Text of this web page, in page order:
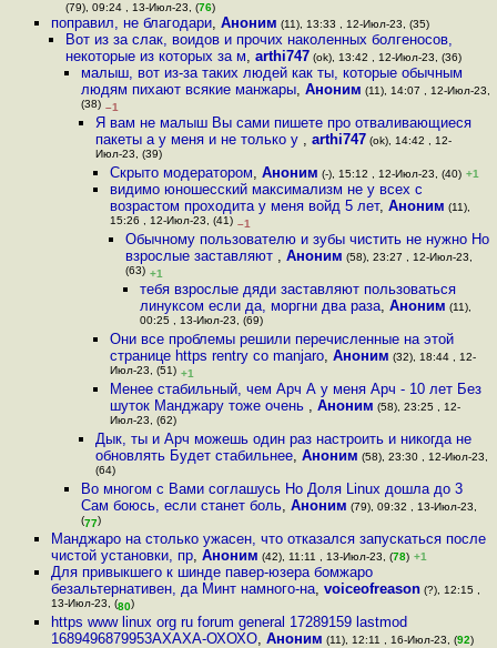
(79), 09:24 , 13-Июл-23, (76)
поправил, не благодари, Аноним (11), 13:33 , 12-Июл-23, (35)
Вот из за слак, воидов и прочих наколенных болгеносов,
некоторые из которых за м,arthi747 (ok), 13:42 , 12-Июл-23, (36)
малыш, вот из-за таких людей как ты, которые обычным
людям пихают всякие манжары, Аноним (11), 14:07 , 12-Июл-23,
(38) –1
Я вам не малыш Вы сами пишете про отваливающиеся
пакеты а у меня и не только у , arthi747(ok), 14:42 , 12-
Июл-23, (39)
Скрыто модератором,Аноним (-), 15:12 , 12-Июл-23, (40) +1
видимо юношесский максимализм не у всех с
возрастом проходита у меня войд 5 лет,Аноним (11),
15:26 , 12-Июл-23, (41) –1
Обычному пользователю и зубы чистить не нужно Но
взрослые заставляют , Аноним (58), 23:27 , 12-Июл-23,
(63) +1
тебя взрослые дяди заставляют пользоваться
линуксом если да, моргни два раза, Аноним (11),
00:25 , 13-Июл-23, (69)
Они все проблемы решили перечисленные на этой
странице https rentry co manjaro,Аноним (32), 18:44 , 12-
Июл-23, (51) +1
Менее стабильный, чем Арч А у меня Арч - 10 лет Без
шуток Манджару тоже очень ,Аноним (58), 23:25 , 12-
Июл-23, (62)
Дык, ты и Арч можешь один раз настроить и никогда не
обновлять Будет стабильнее, Аноним (58), 23:30 , 12-Июл-23,
(64)
Во многом с Вами соглашусь Но Доля Linux дошла до 3
Сам боюсь, если станет боль, Аноним (79), 09:32 , 13-Июл-23,
(77)
Манджаро на столько ужасен, что отказался запускаться после
чистой установки, пр, Аноним (42), 11:11 , 13-Июл-23, (78) +1
Для привыкшего к шинде павер-юзера бомжаро
безальтернативен, да Минт намного-на, voiceofreason(?), 12:15 ,
13-Июл-23, (80)
https www linux org ru forum general 17289159 lastmod
1689496879953АХАХА-ОХОХО, Аноним (11), 12:11 , 16-Июл-23, (92)